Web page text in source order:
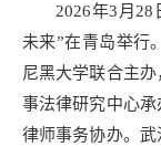
2026年3月
未来”在青岛举行
尼黑大学联合主
事法律研究中心
律师事务协办。